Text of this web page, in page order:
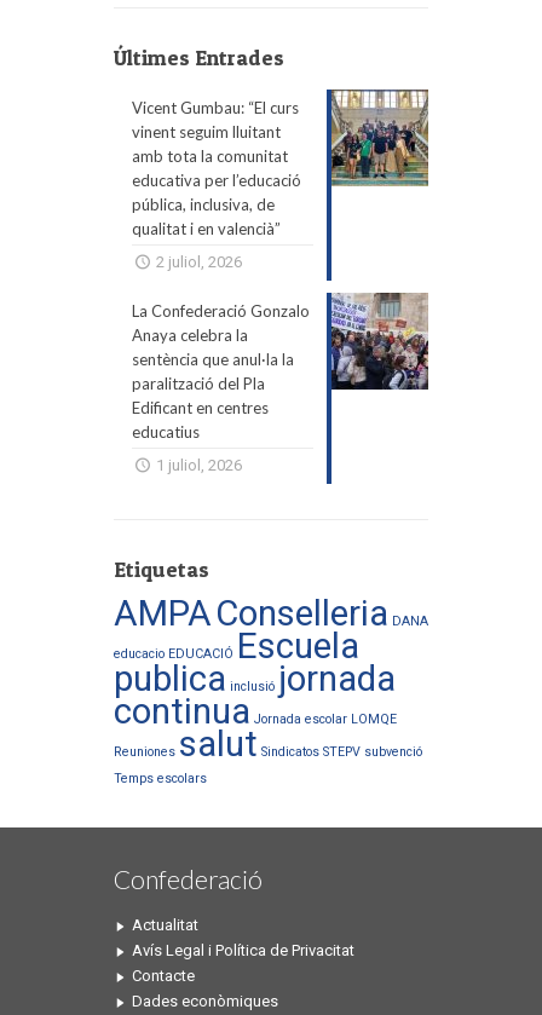
Últimes Entrades
Vicent Gumbau: “El curs
vinent seguim lluitant
amb tota la comunitat
educativa per l’educació
pública, inclusiva, de
qualitat i en valencià”
2 juliol, 2026
La Confederació Gonzalo
Anaya celebra la
sentència que anul·la la
paralització del Pla
Edificant en centres
educatius
1 juliol, 2026
Etiquetas
AMPAConselleria DANA
educacio EDUCACIÓ Escuela
publica inclusió jornada
continua Jornada escolar LOMQE
Reuniones salut Sindicatos STEPV subvenció
Temps escolars
Confederació
Actualitat
Avís Legal i Política de Privacitat
Contacte
Dades econòmiques